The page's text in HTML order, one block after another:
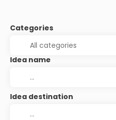
Categories
Idea name
Idea destination